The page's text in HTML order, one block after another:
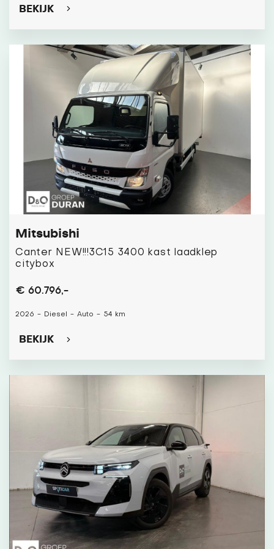
BEKIJK
Mitsubishi
Canter NEW!!!3C15 3400 kast laadklep
citybox
€ 60.796,-
2026 - Diesel - Auto - 54 km
BEKIJK